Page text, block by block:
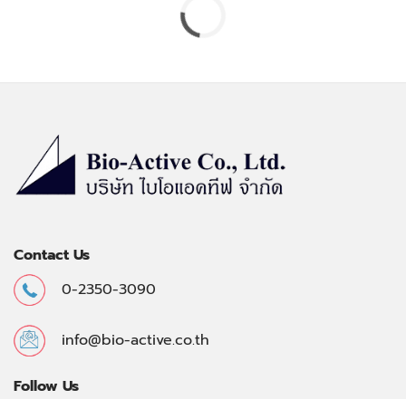
Contact Us
0-2350-3090
info@bio-active.co.th
Follow Us